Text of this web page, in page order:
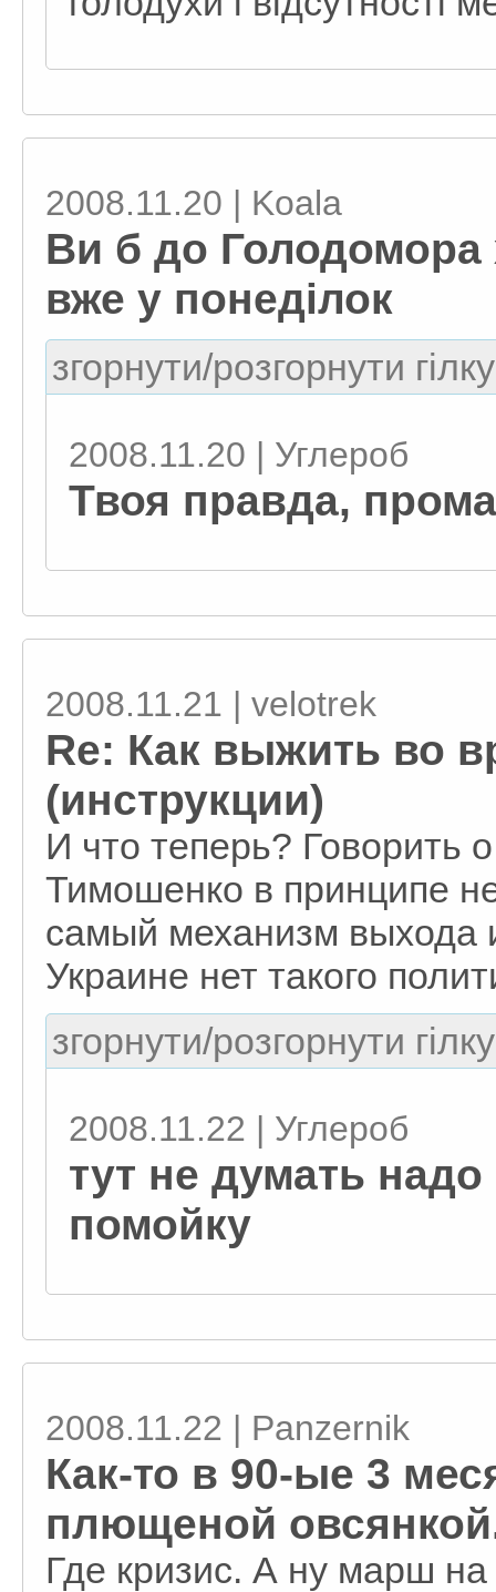
2008.11.20 | Koala
Ви б до Голодомора
вже у понеділок
згорнути/розгорнути
2008.11.20 | Углероб
Твоя правда,
2008.11.21 | velotrek
Re: Как выжить во
(инструкции)
И что теперь? Говорить
Тимошенко в принципе
самый механизм выхода
Украине нет такого
згорнути/розгорнути
2008.11.22 | Углероб
тут не думать
помойку
2008.11.22 | Panzernik
Как-то в 90-ые 3
плющеной
Где кризис. А ну марш на